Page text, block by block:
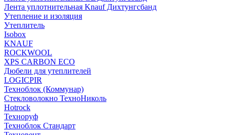
Лента уплотнительная Knauf Дихтунгсбанд
Утепление и изоляция
Утеплитель
Isobox
KNAUF
ROCKWOOL
XPS CARBON ECO
Дюбели для утеплителей
LOGICPIR
Техноблок (Коммунар)
Стекловолокно ТехноНиколь
Hotrock
Технoруф
Техноблок Стандарт